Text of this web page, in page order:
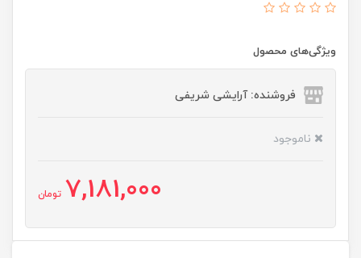
ویژگی‌های محصول
فروشنده: آرایشی شریفی
ناموجود
7,181,000 تومان